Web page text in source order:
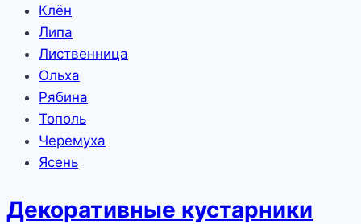
Клён
Липа
Лиственница
Ольха
Рябина
Тополь
Черемуха
Ясень
Декоративные кустарники